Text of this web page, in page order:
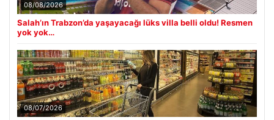
08/08/2026
Salah’ın Trabzon’da yaşayacağı lüks villa belli oldu! Resmen
yok yok…
08/07/2026